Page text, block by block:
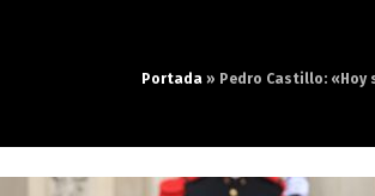
Portada » Pedro Castillo: